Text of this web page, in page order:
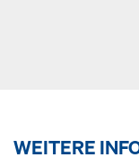
WEITERE